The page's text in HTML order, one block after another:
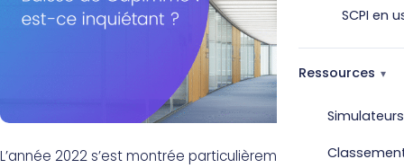
SCPI en
Ressources
Simulateurs
L’année 2022 s’est montrée particulièrement profitable pour